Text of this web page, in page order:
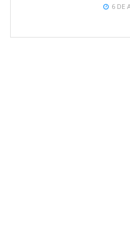
6 DE